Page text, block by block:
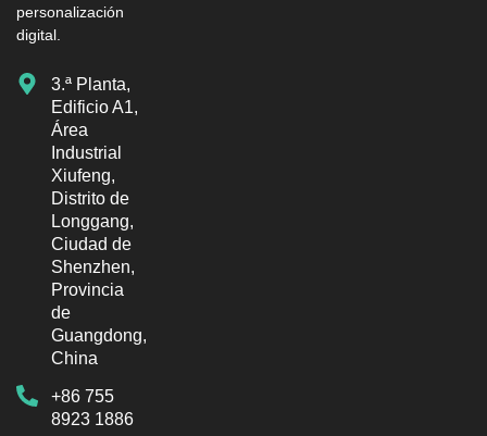
personalización
digital.
3.ª Planta,
Edificio A1,
Área
Industrial
Xiufeng,
Distrito de
Longgang,
Ciudad de
Shenzhen,
Provincia
de
Guangdong,
China
+86 755
8923 1886